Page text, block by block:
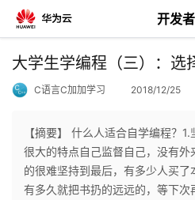
开发者
返
个
大学生学编程（三）：选
C语言C加加学习 2018/12/25
【摘要】 什么人适合自学编程？
很大的特点自己监督自己，没有
的很难坚持到最后，有多少人买
有多久就把书扔的远远的，等下